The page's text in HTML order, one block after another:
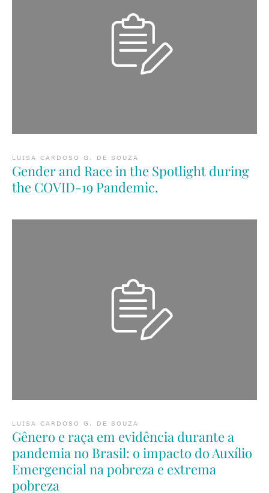
LUISA CARDOSO G. DE SOUZA
Gender and Race in the Spotlight during
the COVID-19 Pandemic.
LUISA CARDOSO G. DE SOUZA
Gênero e raça em evidência durante a
pandemia no Brasil: o impacto do Auxílio
Emergencial na pobreza e extrema
pobreza